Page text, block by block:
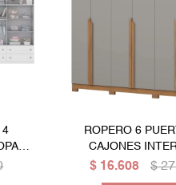
4
-
ROPERO 6
CAJONES
GUARDARROPA
$ 16.608 $